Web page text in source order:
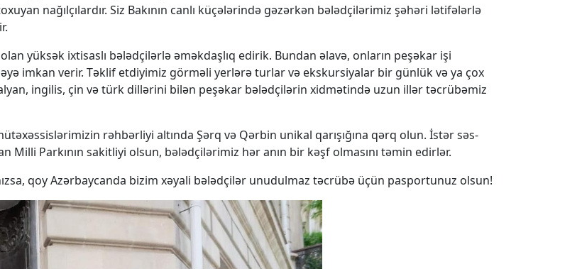
nağılçılardır. Siz Bakının canlı küçələrində gəzərkən bələdçilərimiz şəhəri lətifələrlə
yüksək ixtisaslı bələdçilərlə əməkdaşlıq edirik. Bundan əlavə, onların peşəkar işi
imkan verir. Təklif etdiyimiz görməli yerlərə turlar və ekskursiyalar bir günlük və ya çox
ingilis, çin və türk dillərini bilən peşəkar bələdçilərin xidmətində uzun illər təcrübəmiz
rəhbərliyi altında Şərq və Qərbin unikal qarışığına qərq olun. İstər səs-
Parkının sakitliyi olsun, bələdçilərimiz hər anın bir kəşf olmasını təmin edirlər.
qoy Azərbaycanda bizim xəyali bələdçilər unudulmaz təcrübə üçün pasportunuz olsun!